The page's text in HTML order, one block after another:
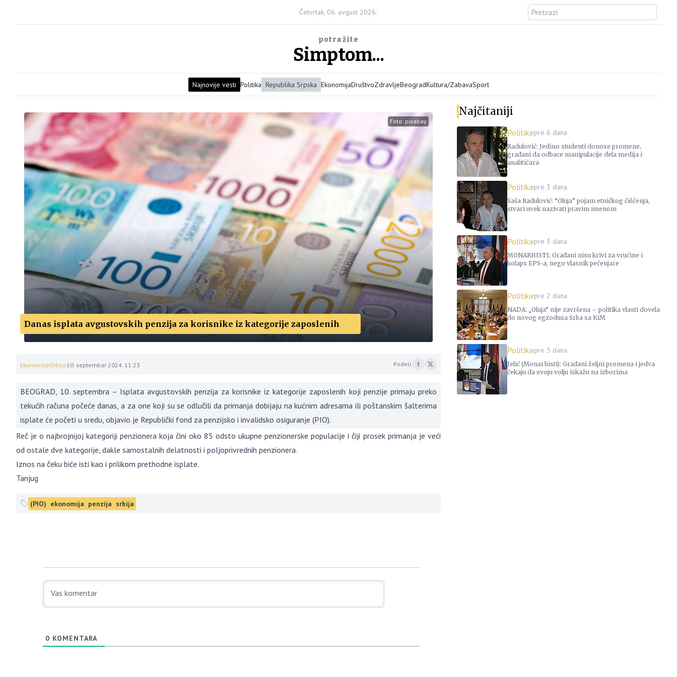
Četvrtak, 06. avgust 2026.
potražite
Simptom...
Najnovije vesti Politika Republika Srpska EkonomijaDruštvoZdravljeBeogradKultura/ZabavaSport
Foto: pixabay
Danas isplata avgustovskih penzija za korisnike iz kategorije zaposlenih
Ekonomija Srbija 10. septembar 2024. 11:23 Podeli:
BEOGRAD, 10. septembra – Isplata avgustovskih penzija za korisnike iz kategorije zaposlenih koji penzije primaju preko
tekućih računa počeće danas, a za one koji su se odlučili da primanja dobijaju na kućnim adresama ili poštanskim šalterima
isplate će početi u sredu, objavio je Republički fond za penzijsko i invalidsko osiguranje (PIO).
Reč je o najbrojnijoj kategoriji penzionera koja čini oko 85 odsto ukupne penzionerske populacije i čiji prosek primanja je veći
od ostale dve kategorije, dakle samostalnih delatnosti i poljoprivrednih penzionera.
Iznos na čeku biće isti kao i prilikom prethodne isplate.
Tanjug
(PIO) ekonomija penzija srbija
Najčitaniji
Politikapre 6 dana
Radulović: Jedino studenti donose promene,
građani da odbace manipulacije dela medija i
analitičara
Politikapre 3 dana
Saša Radulović: “Oluja” pojam etničkog čišćenja,
stvari uvek nazivati pravim imenom
Politikapre 3 dana
MONARHISTI: Građani nisu krivi za vrućine i
kolaps EPS-a, nego vlasnik pečenjare
Politikapre 2 dana
NADA: „Oluja“ nije završena – politika vlasti dovela
do novog egzodusa Srba sa KiM
Politikapre 5 dana
Jelić (Monarhisti): Građani željni promena i jedva
čekaju da svoju volju iskažu na izborima
0 KOMENTARA